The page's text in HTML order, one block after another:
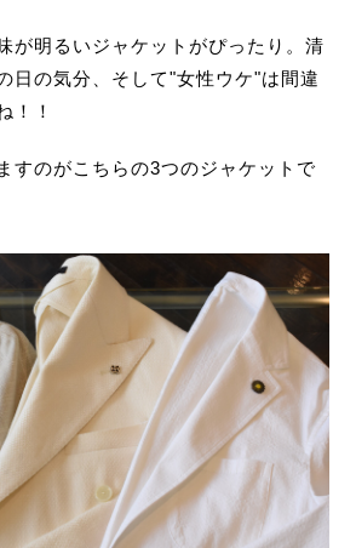
が明るいジャケットがぴったり。清
日の気分、そして"女性ウケ"は間違
！！
すのがこちらの3つのジャケットで